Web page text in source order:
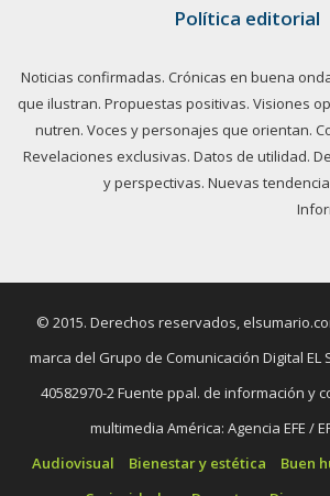
Política editorial
Noticias confirmadas. Crónicas en buena
que ilustran. Propuestas positivas. Visiones
nutren. Voces y personajes que orientan.
Revelaciones exclusivas. Datos de utilidad.
y perspectivas. Nuevas
© 2015. Derechos reservados,
marca del Grupo de Comunicación Digital EL
40582970-2 Fuente ppal. de información y
multimedia América: Agencia EFE /
Audiovisual
Bienestar y estética Buen